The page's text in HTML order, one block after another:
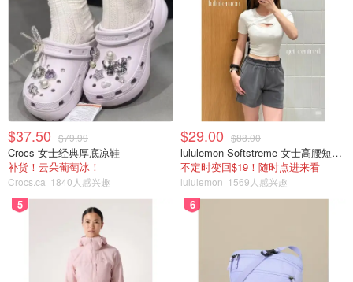
$37.50 $79.99
Crocs 女士经典厚底凉鞋
补货！云朵葡萄冰！
Crocs.ca 1840人感兴趣
$29.00 $88.00
lululemon Softstreme 女士高腰短裤 10cm
不定时变回$19！随时点进来看
lululemon 1569人感兴趣
5 6